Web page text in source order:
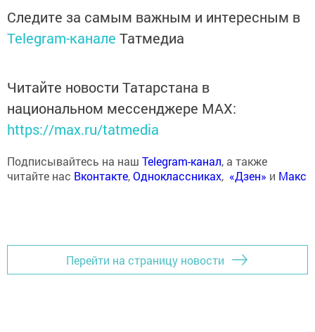
Следите за самым важным и интересным в
Telegram-канале Татмедиа
Читайте новости Татарстана в
национальном мессенджере MАХ:
https://max.ru/tatmedia
Подписывайтесь на наш Telegram-канал, а также
читайте нас Вконтакте,Одноклассниках, «Дзен» и Макс
Перейти на страницу новости